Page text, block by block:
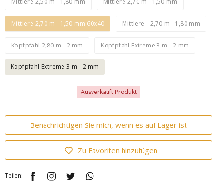
Mittlere 2,50 m - 1,80 mm Mittlere 2,70 m - 1,50 mm
Mittlere 2,70 m - 1,50 mm 60x40 Mittlere - 2,70 m - 1,80 mm
Kopfpfahl 2,80 m - 2 mm Kopfpfahl Extreme 3 m - 2 mm
Kopfpfahl Extreme 3 m - 2 mm
Ausverkauft Produkt
Benachrichtigen Sie mich, wenn es auf Lager ist
Zu Favoriten hinzufügen
Teilen: